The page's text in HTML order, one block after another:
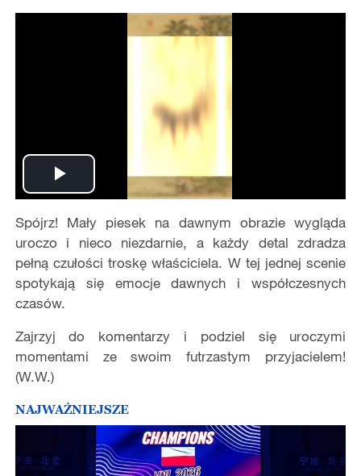
Play
Video
Spójrz! Mały piesek na dawnym obrazie wygląda
uroczo i nieco niezdarnie, a każdy detal zdradza
pełną czułości troskę właściciela. W tej jednej scenie
spotykają się emocje dawnych i współczesnych
czasów.
Zajrzyj do komentarzy i podziel się uroczymi
momentami ze swoim futrzastym przyjacielem!
(W.W.)
NAJWAŻNIEJSZE